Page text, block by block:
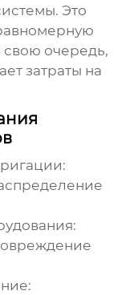
Это
свою очередь,
затраты на